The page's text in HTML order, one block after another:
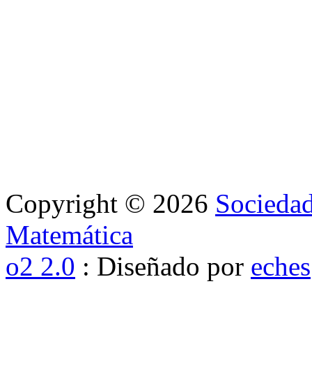
Copyright © 2026
Matemática
o2 2.0 : Diseñado por eches